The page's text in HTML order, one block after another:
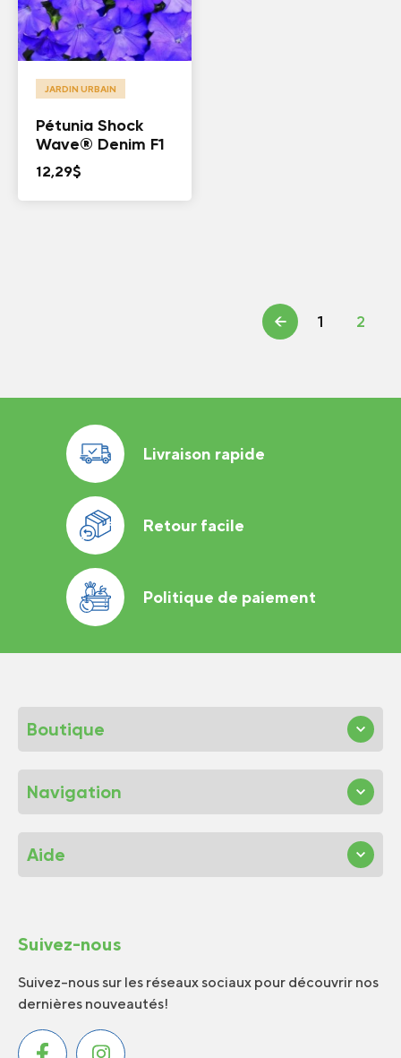
JARDIN URBAIN
Pétunia Shock
Wave® Denim F1
12,29$
← 1 2
Livraison rapide
Retour facile
Politique de paiement
Boutique
Navigation
Aide
Suivez-nous
Suivez-nous sur les réseaux sociaux pour découvrir nos
dernières nouveautés!